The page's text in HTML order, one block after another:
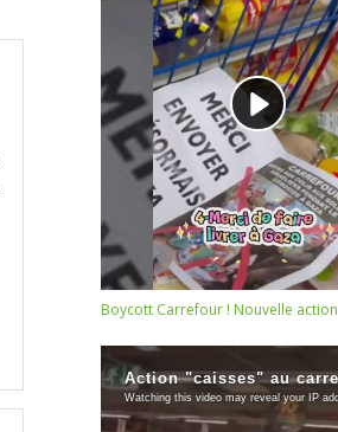
Boycott Carrefour ! Nouvelle action